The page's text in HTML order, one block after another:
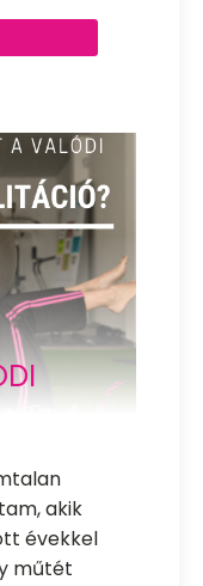
akik
évekkel
műtét